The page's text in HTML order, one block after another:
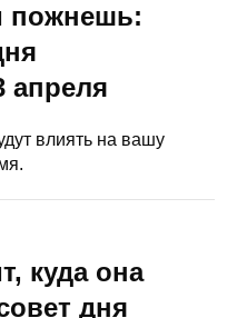
пожнешь:
апреля
влиять на вашу
куда она
дня